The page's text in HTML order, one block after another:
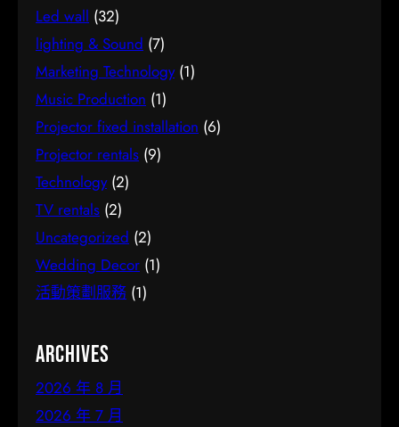
Led wall (32)
lighting & Sound (7)
Marketing Technology(1)
Music Production (1)
Projector fixed installation (6)
Projector rentals (9)
Technology(2)
TV rentals (2)
Uncategorized (2)
Wedding Decor (1)
活動策劃服務 (1)
Archives
2026 年 8 月
2026 年 7 月